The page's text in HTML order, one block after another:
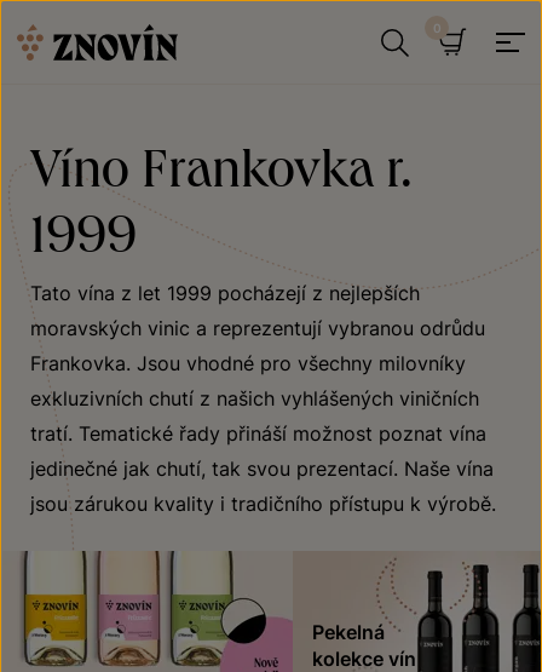
Víno Frankovka r.
1999
Tato vína z let 1999 pocházejí z nejlepších
moravských vinic a reprezentují vybranou odrůdu
Frankovka. Jsou vhodné pro všechny milovníky
exkluzivních chutí z našich vyhlášených viničních
tratí. Tematické řady přináší možnost poznat vína
jedinečné jak chutí, tak svou prezentací. Naše vína
jsou zárukou kvality i tradičního přístupu k výrobě.
Pekelná
kolekce vín